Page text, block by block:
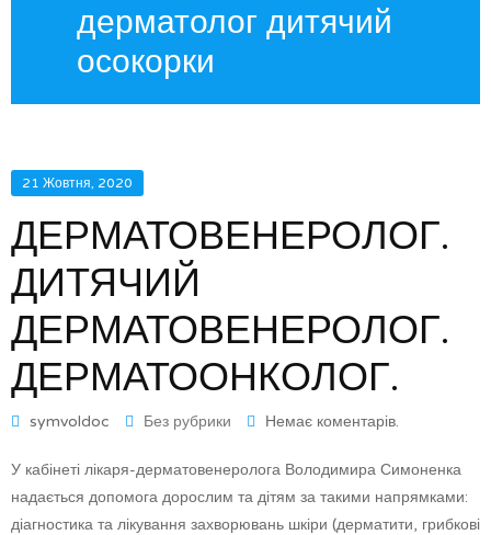
дерматолог дитячий
осокорки
21 Жовтня, 2020
ДЕРМАТОВЕНЕРОЛОГ.
ДИТЯЧИЙ
ДЕРМАТОВЕНЕРОЛОГ.
ДЕРМАТООНКОЛОГ.
symvoldoc Без рубрики Немає коментарів.
У кабінеті лікаря-дерматовенеролога Володимира Симоненка
надається допомога дорослим та дітям за такими напрямками:
діагностика та лікування захворювань шкіри (дерматити, грибкові